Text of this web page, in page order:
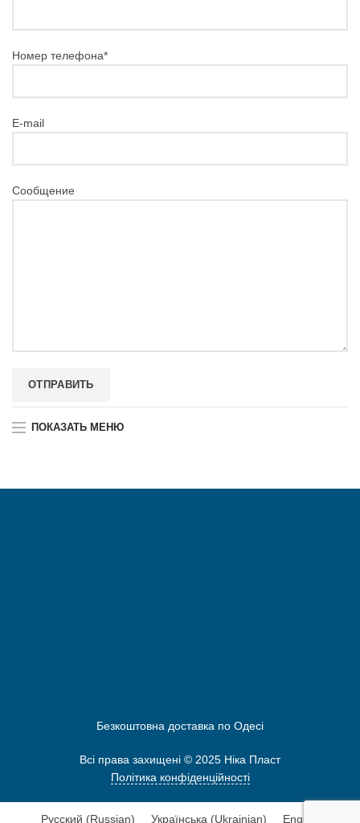
Номер телефона*
E-mail
Сообщение
ПОКАЗАТЬ МЕНЮ
Безкоштовна доставка по Одесі
Всі права захищені © 2025 Нiка Пласт
Політика конфіденційності
Русский (Russian) Українська(Ukrainian) English